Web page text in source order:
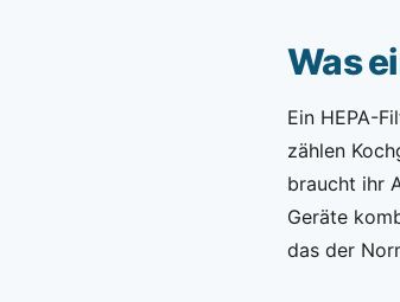
Was
Ein HEPA-
zählen
braucht ihr
Geräte
das der